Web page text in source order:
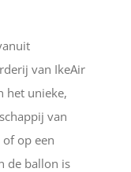
van IkeAir
het unieke,
van
op een
de ballon is